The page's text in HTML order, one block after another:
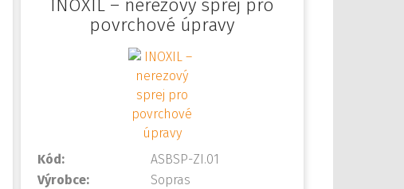
INOXIL – nerezový sprej pro
povrchové úpravy
Kód:
ASBSP-ZI.01
Výrobce:
Sopras